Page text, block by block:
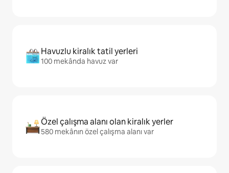
Havuzlu kiralık tatil yerleri
100 mekânda havuz var
Özel çalışma alanı olan kiralık yerler
580 mekânın özel çalışma alanı var